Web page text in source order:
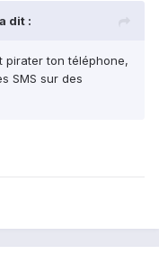
dit :
pirater ton téléphone,
SMS sur des